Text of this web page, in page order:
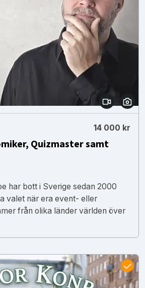
14 000 kr
Quizmaster samt
har bott i Sverige sedan 2000
valet när era event- eller
från olika länder världen över